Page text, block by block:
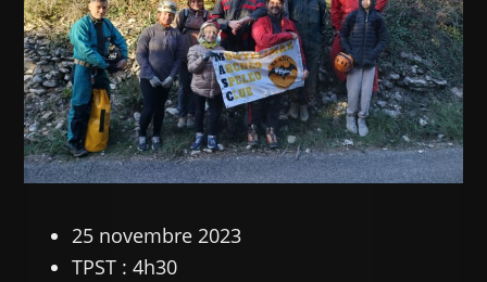
25 novembre 2023
TPST : 4h30